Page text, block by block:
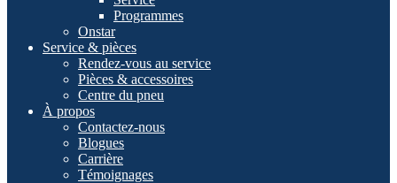
Programmes
Onstar
Service & pièces
Rendez-vous au service
Pièces & accessoires
Centre du pneu
À propos
Contactez-nous
Blogues
Carrière
Témoignages